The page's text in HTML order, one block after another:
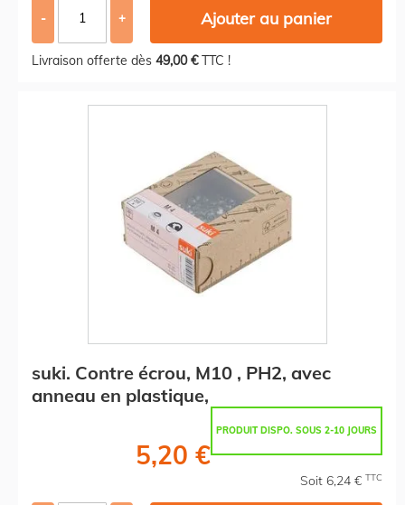
- + Ajouter au panier
Livraison offerte dès 49,00 €TTC !
suki. Contre écrou, M10 , PH2, avec
anneau en plastique,
PRODUIT DISPO. SOUS 2-10 JOURS
5,20 €
Soit 6,24 € TTC